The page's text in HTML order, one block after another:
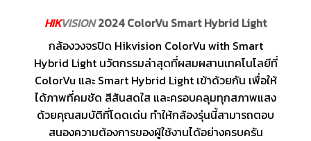
HIKVISION2024 ColorVu Smart Hybrid Light
กล้องวงจรปิด Hikvision ColorVu with Smart
Hybrid Light นวัตกรรมล่าสุดที่ผสมผสานเทคโนโลยีที่
ColorVu และ Smart Hybrid Light เข้าด้วยกัน เพื่อให้
ได้ภาพที่คมชัด สีสันสดใส และครอบคลุมทุกสภาพแสง
ด้วยคุณสมบัติที่โดดเด่น ทำให้กล้องรุ่นนี้สามารถตอบ
สนองความต้องการของผู้ใช้งานได้อย่างครบครัน